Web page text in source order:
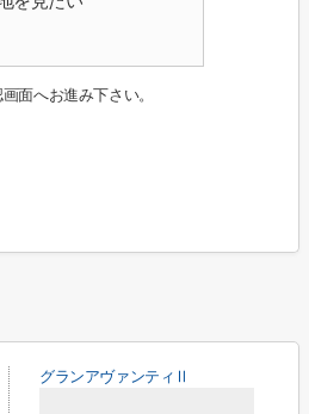
面へお進み下さい。
グランアヴァンティⅡ